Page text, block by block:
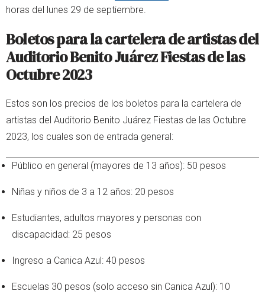
horas del lunes 29 de septiembre.
Boletos para la cartelera de artistas del
Auditorio Benito Juárez Fiestas de las
Octubre 2023
Estos son los precios de los boletos para la cartelera de
artistas del Auditorio Benito Juárez Fiestas de las Octubre
2023, los cuales son de entrada general:
Público en general (mayores de 13 años): 50 pesos
Niñas y niños de 3 a 12 años: 20 pesos
Estudiantes, adultos mayores y personas con
discapacidad: 25 pesos
Ingreso a Canica Azul: 40 pesos
Escuelas 30 pesos (solo acceso sin Canica Azul): 10